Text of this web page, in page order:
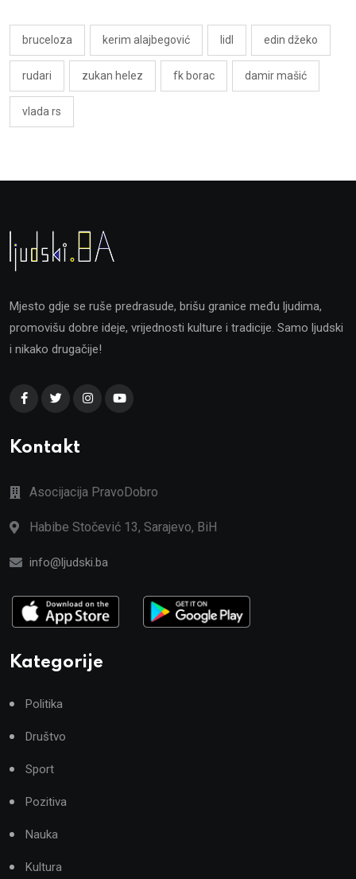
bruceloza kerim alajbegović lidl edin džeko
rudari zukan helez fk borac damir mašić
vlada rs
Mjesto gdje se ruše predrasude, brišu granice među ljudima,
promovišu dobre ideje, vrijednosti kulture i tradicije. Samo ljudski
i nikako drugačije!
Kontakt
Asocijacija PravoDobro
Habibe Stočević 13, Sarajevo, BiH
info@ljudski.ba
Kategorije
Politika
Društvo
Sport
Pozitiva
Nauka
Kultura